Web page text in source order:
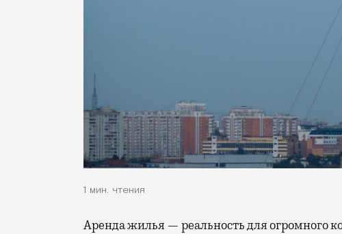
1 мин. чтения
Аренда жилья — реальность для огромного